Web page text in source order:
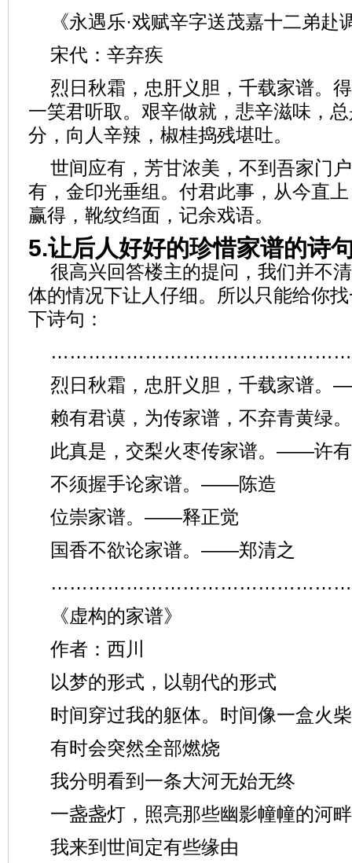
《永遇乐·戏赋辛字送茂嘉十二弟赴
宋代：辛弃疾
烈日秋霜，忠肝义胆，千载家谱。
一笑君听取。艰辛做就，悲辛滋味，
分，向人辛辣，椒桂捣残堪吐。
世间应有，芳甘浓美，不到吾家门
有，金印光垂组。付君此事，从今直
赢得，靴纹绉面，记余戏语。
5.让后人好好的珍惜家谱的诗
很高兴回答楼主的提问，我们并不
体的情况下让人仔细。所以只能给你
下诗句：
烈日秋霜，忠肝义胆，千载家谱。
赖有君谟，为传家谱，不弃青黄绿
此真是，交梨火枣传家谱。——许
不须握手论家谱。——陈造
位崇家谱。——释正觉
国香不欲论家谱。——郑清之
《虚构的家谱》
作者：西川
以梦的形式，以朝代的形式
时间穿过我的躯体。时间像一盒火柴
有时会突然全部燃烧
我分明看到一条大河无始无终
一盏盏灯，照亮那些幽影幢幢的河
我来到世间定有些缘由